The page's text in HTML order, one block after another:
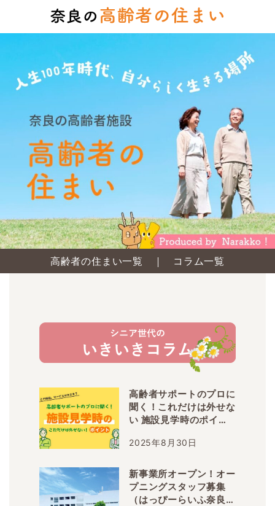
高齢者の住まい一覧 コラム一覧
高齢者サポートのプロに
聞く！これだけは外せな
い 施設見学時のポイン
2025年8月30日
新事業所オープン！オー
プニングスタッフ募集
（はっぴーらいふ奈良登